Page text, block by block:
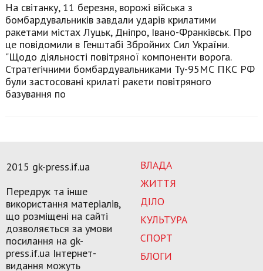
На світанку, 11 березня, ворожі війська з
бомбардувальників завдали ударів крилатими
ракетами містах Луцьк, Дніпро, Івано-Франківськ. Про
це повідомили в Генштабі Збройних Сил України.
"Щодо діяльності повітряної компоненти ворога.
Стратегічними бомбардувальниками Ту-95МС ПКС РФ
були застосовані крилаті ракети повітряного
базування по
ВЛАДА
ЖИТТЯ
ДІЛО
КУЛЬТУРА
СПОРТ
БЛОГИ
2015 gk-press.if.ua
Передрук та інше
використання матеріалів,
що розміщені на сайті
дозволяється за умови
посилання на gk-
press.if.ua Інтернет-
видання можуть